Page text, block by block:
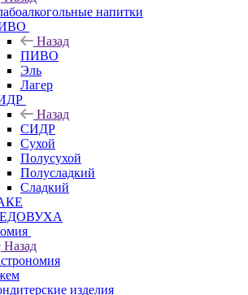
напитки
Назад
ПИВО
Эль
Лагер
Назад
СИДР
Сухой
Полусухой
Полусладкий
Сладкий
Назад
изделия